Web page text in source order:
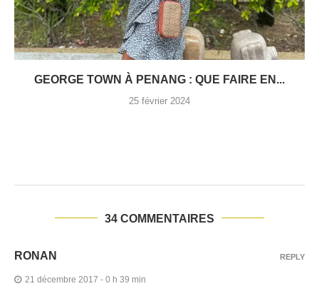
GEORGE TOWN À PENANG : QUE FAIRE EN...
25 février 2024
34 COMMENTAIRES
RONAN
21 décembre 2017 - 0 h 39 min
REPLY